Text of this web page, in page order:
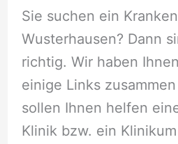
Sie suchen ein
Wusterhausen? Dann
richtig. Wir haben
einige Links
sollen Ihnen helfen
Klinik bzw. ein